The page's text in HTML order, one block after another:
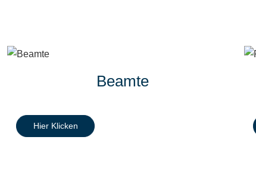
Beamte
Hier Klicken